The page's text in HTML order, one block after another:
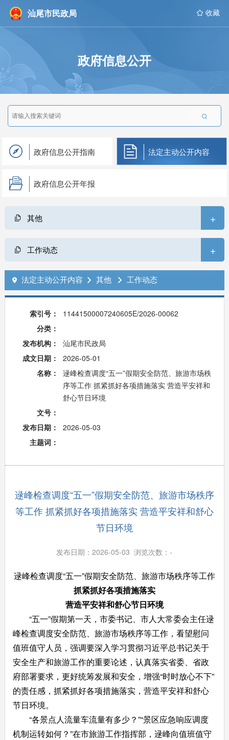
汕尾市民政局  收藏
政府信息公开

政府信息公开指南 法定主动公开内容
政府信息公开年报
其他 +
工作动态 +
 法定主动公开内容  其他  工作动态
索引号：
11441500007240605E/2026-00062
分类：
发布机构：
汕尾市民政局
成文日期：
2026-05-01
名称：
逯峰检查调度“五一”假期安全防范、旅游市场秩
序等工作 抓紧抓好各项措施落实 营造平安祥和
舒心节日环境
文号：
发布日期：
2026-05-03
主题词：
逯峰检查调度“五一”假期安全防范、旅游市场秩序
等工作 抓紧抓好各项措施落实 营造平安祥和舒心
节日环境
发布日期：2026-05-03 浏览次数：-
逯峰检查调度“五一”假期安全防范、旅游市场秩序等工作
抓紧抓好各项措施落实
营造平安祥和舒心节日环境
“五一”假期第一天，市委书记、市人大常委会主任逯
峰检查调度安全防范、旅游市场秩序等工作，看望慰问
值班值守人员，强调要深入学习贯彻习近平总书记关于
安全生产和旅游工作的重要论述，认真落实省委、省政
府部署要求， 更好统筹发展和安全，增强“时时放心不下”
的责任感，抓紧抓好各项措施落实，营造平安祥和舒心
节日环境。
“各景点人流量车流量有多少？”“景区应急响应调度
机制运转如何？”在市旅游工作指挥部，逯峰向值班值守